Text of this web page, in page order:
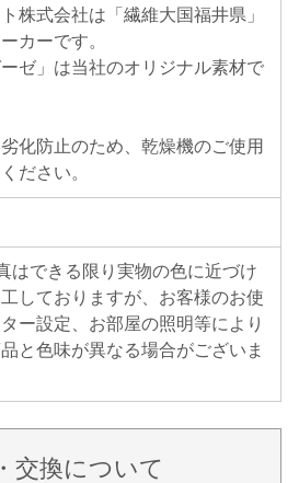
株式会社は「繊維大国福井県」
カーです。
ーゼ」は当社のオリジナル素材で
化防止のため、乾燥機のご使用
ださい。
はできる限り実物の色に近づけ
しておりますが、お客様のお使
ー設定、お部屋の照明等により
と色味が異なる場合がございま
交換について